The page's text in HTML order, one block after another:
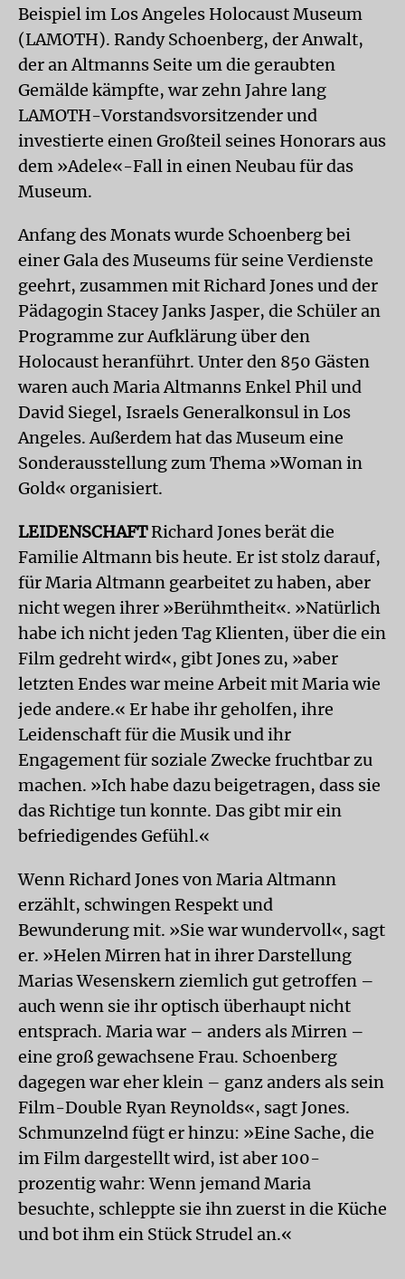
Beispiel im Los Angeles Holocaust Museum
(LAMOTH). Randy Schoenberg, der Anwalt,
der an Altmanns Seite um die geraubten
Gemälde kämpfte, war zehn Jahre lang
LAMOTH-Vorstandsvorsitzender und
investierte einen Großteil seines Honorars aus
dem »Adele«-Fall in einen Neubau für das
Museum.
Anfang des Monats wurde Schoenberg bei
einer Gala des Museums für seine Verdienste
geehrt, zusammen mit Richard Jones und der
Pädagogin Stacey Janks Jasper, die Schüler an
Programme zur Aufklärung über den
Holocaust heranführt. Unter den 850 Gästen
waren auch Maria Altmanns Enkel Phil und
David Siegel, Israels Generalkonsul in Los
Angeles. Außerdem hat das Museum eine
Sonderausstellung zum Thema »Woman in
Gold« organisiert.
LEIDENSCHAFTRichard Jones berät die
Familie Altmann bis heute. Er ist stolz darauf,
für Maria Altmann gearbeitet zu haben, aber
nicht wegen ihrer »Berühmtheit«. »Natürlich
habe ich nicht jeden Tag Klienten, über die ein
Film gedreht wird«, gibt Jones zu, »aber
letzten Endes war meine Arbeit mit Maria wie
jede andere.« Er habe ihr geholfen, ihre
Leidenschaft für die Musik und ihr
Engagement für soziale Zwecke fruchtbar zu
machen. »Ich habe dazu beigetragen, dass sie
das Richtige tun konnte. Das gibt mir ein
befriedigendes Gefühl.«
Wenn Richard Jones von Maria Altmann
erzählt, schwingen Respekt und
Bewunderung mit. »Sie war wundervoll«, sagt
er. »Helen Mirren hat in ihrer Darstellung
Marias Wesenskern ziemlich gut getroffen –
auch wenn sie ihr optisch überhaupt nicht
entsprach. Maria war – anders als Mirren –
eine groß gewachsene Frau. Schoenberg
dagegen war eher klein – ganz anders als sein
Film-Double Ryan Reynolds«, sagt Jones.
Schmunzelnd fügt er hinzu: »Eine Sache, die
im Film dargestellt wird, ist aber 100-
prozentig wahr: Wenn jemand Maria
besuchte, schleppte sie ihn zuerst in die Küche
und bot ihm ein Stück Strudel an.«